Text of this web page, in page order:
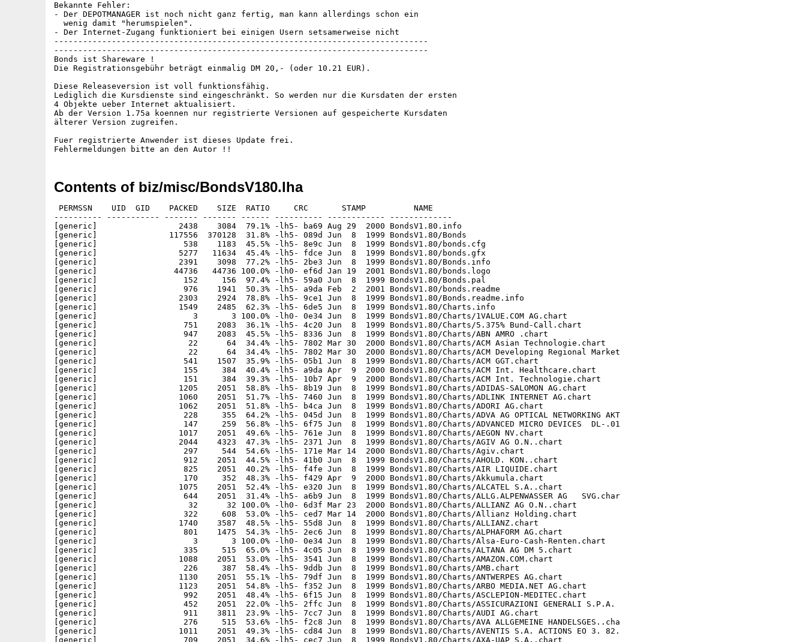
Bekannte Fehler:
- Der DEPOTMANAGER ist noch nicht ganz fertig, man kann allerdings schon ein
  wenig damit "herumspielen".
- Der Internet-Zugang funktioniert bei einigen Usern setsamerweise nicht
------------------------------------------------------------------------------
------------------------------------------------------------------------------
Bonds ist Shareware !
Die Registrationsgebühr beträgt einmalig DM 20,- (oder 10.21 EUR).
Diese Releaseversion ist voll funktionsfähig.
Lediglich die Kursdienste sind eingeschränkt. So werden nur die Kursdaten der ersten
4 Objekte ueber Internet aktualisiert.
Ab der Version 1.75a koennen nur registrierte Versionen auf gespeicherte Kursdaten
älterer Version zugreifen.
Fuer registrierte Anwender ist dieses Update frei.
Contents of biz/misc/BondsV180.lha
PERMSSN    UID  GID    PACKED    SIZE  RATIO     CRC       STAMP          NAME
---------- ----------- ------- ------- ------ ---------- ------------ -------------
[generic]                 2438    3084  79.1% -lh5- ba69 Aug 29  2000 BondsV1.80.info
[generic]               117556  370128  31.8% -lh5- 089d Jun  8  1999 BondsV1.80/Bonds
[generic]                  538    1183  45.5% -lh5- 8e9c Jun  8  1999 BondsV1.80/bonds.cfg
[generic]                 5277   11634  45.4% -lh5- fdce Jun  8  1999 BondsV1.80/bonds.gfx
[generic]                 2391    3098  77.2% -lh5- 2be3 Jun  8  1999 BondsV1.80/Bonds.info
[generic]                44736   44736 100.0% -lh0- ef6d Jan 19  2001 BondsV1.80/bonds.logo
[generic]                  152     156  97.4% -lh5- 59a0 Jun  8  1999 BondsV1.80/Bonds.pal
[generic]                  976    1941  50.3% -lh5- a9da Feb  2  2001 BondsV1.80/bonds.readme
[generic]                 2303    2924  78.8% -lh5- 9ce1 Jun  8  1999 BondsV1.80/Bonds.readme.info
[generic]                 1549    2485  62.3% -lh5- 6de5 Jun  8  1999 BondsV1.80/Charts.info
[generic]                    3       3 100.0% -lh0- 0e34 Jun  8  1999 BondsV1.80/Charts/1VALUE.COM AG.chart
[generic]                  751    2083  36.1% -lh5- 4c20 Jun  8  1999 BondsV1.80/Charts/5.375% Bund-Call.chart
[generic]                  947    2083  45.5% -lh5- 8336 Jun  8  1999 BondsV1.80/Charts/ABN AMRO .chart
[generic]                   22      64  34.4% -lh5- 7802 Mar 30  2000 BondsV1.80/Charts/ACM Asian Technologie.chart
[generic]                   22      64  34.4% -lh5- 7802 Mar 30  2000 BondsV1.80/Charts/ACM Developing Regional Market
[generic]                  541    1507  35.9% -lh5- 05b1 Jun  8  1999 BondsV1.80/Charts/ACM GGT.chart
[generic]                  155     384  40.4% -lh5- a9da Apr  9  2000 BondsV1.80/Charts/ACM Int. Healthcare.chart
[generic]                  151     384  39.3% -lh5- 10b7 Apr  9  2000 BondsV1.80/Charts/ACM Int. Technologie.chart
[generic]                 1205    2051  58.8% -lh5- 8b19 Jun  8  1999 BondsV1.80/Charts/ADIDAS-SALOMON AG.chart
[generic]                 1060    2051  51.7% -lh5- 7460 Jun  8  1999 BondsV1.80/Charts/ADLINK INTERNET AG.chart
[generic]                 1062    2051  51.8% -lh5- b4ca Jun  8  1999 BondsV1.80/Charts/ADORI AG.chart
[generic]                  228     355  64.2% -lh5- 045d Jun  8  1999 BondsV1.80/Charts/ADVA AG OPTICAL NETWORKING AKT
[generic]                  147     259  56.8% -lh5- 6f75 Jun  8  1999 BondsV1.80/Charts/ADVANCED MICRO DEVICES  DL-.01
[generic]                 1017    2051  49.6% -lh5- 761e Jun  8  1999 BondsV1.80/Charts/AEGON NV.chart
[generic]                 2044    4323  47.3% -lh5- 2371 Jun  8  1999 BondsV1.80/Charts/AGIV AG O.N..chart
[generic]                  297     544  54.6% -lh5- 171e Mar 14  2000 BondsV1.80/Charts/Agiv.chart
[generic]                  912    2051  44.5% -lh5- 41b0 Jun  8  1999 BondsV1.80/Charts/AHOLD. KON..chart
[generic]                  825    2051  40.2% -lh5- f4fe Jun  8  1999 BondsV1.80/Charts/AIR LIQUIDE.chart
[generic]                  170     352  48.3% -lh5- f429 Apr  9  2000 BondsV1.80/Charts/Akkumula.chart
[generic]                 1075    2051  52.4% -lh5- e320 Jun  8  1999 BondsV1.80/Charts/ALCATEL S.A..chart
[generic]                  644    2051  31.4% -lh5- a6b9 Jun  8  1999 BondsV1.80/Charts/ALLG.ALPENWASSER AG   SVG.char
[generic]                   32      32 100.0% -lh0- 6d3f Mar 23  2000 BondsV1.80/Charts/ALLIANZ AG O.N..chart
[generic]                  322     608  53.0% -lh5- ced7 Mar 14  2000 BondsV1.80/Charts/Allianz Holding.chart
[generic]                 1740    3587  48.5% -lh5- 55d8 Jun  8  1999 BondsV1.80/Charts/ALLIANZ.chart
[generic]                  801    1475  54.3% -lh5- 2ec6 Jun  8  1999 BondsV1.80/Charts/ALPHAFORM AG.chart
[generic]                    3       3 100.0% -lh0- 0e34 Jun  8  1999 BondsV1.80/Charts/Alsa-Euro-Cash-Renten.chart
[generic]                  335     515  65.0% -lh5- 4c05 Jun  8  1999 BondsV1.80/Charts/ALTANA AG DM 5.chart
[generic]                 1088    2051  53.0% -lh5- 3541 Jun  8  1999 BondsV1.80/Charts/AMAZON.COM.chart
[generic]                  226     387  58.4% -lh5- 9ddb Jun  8  1999 BondsV1.80/Charts/AMB.chart
[generic]                 1130    2051  55.1% -lh5- 79df Jun  8  1999 BondsV1.80/Charts/ANTWERPES AG.chart
[generic]                 1123    2051  54.8% -lh5- f352 Jun  8  1999 BondsV1.80/Charts/ARBO MEDIA.NET AG.chart
[generic]                  992    2051  48.4% -lh5- 6f15 Jun  8  1999 BondsV1.80/Charts/ASCLEPION-MEDITEC.chart
[generic]                  452    2051  22.0% -lh5- 2ffc Jun  8  1999 BondsV1.80/Charts/ASSICURAZIONI GENERALI S.P.A. 
[generic]                  911    3811  23.9% -lh5- 7cc7 Jun  8  1999 BondsV1.80/Charts/AUDI AG.chart
[generic]                  276     515  53.6% -lh5- f2c8 Jun  8  1999 BondsV1.80/Charts/AVA ALLGEMEINE HANDELSGES..cha
[generic]                 1011    2051  49.3% -lh5- cd84 Jun  8  1999 BondsV1.80/Charts/AVENTIS S.A. ACTIONS EO 3. 82.
[generic]                  709    2051  34.6% -lh5- cec7 Jun  8  1999 BondsV1.80/Charts/AXA-UAP S.A..chart
[generic]                  317     515  61.6% -lh5- a762 Jun  8  1999 BondsV1.80/Charts/BAADER WERTPAPIERHANDELSBANK A
[generic]                 3742    9795  38.2% -lh5- d3d0 Jun  8  1999 BondsV1.80/Charts/BABCOCK BORSIG AG O.N..chart
[generic]                  304     608  50.0% -lh5- 3615 Mar 14  2000 BondsV1.80/Charts/Babcock Borsig.chart
[generic]                  133     515  25.8% -lh5- 1e8a Jun  8  1999 BondsV1.80/Charts/BANCO BILBAO VIZ.ARGENT.(BBVA)
[generic]                  265     515  51.5% -lh5- 4498 Jun  8  1999 BondsV1.80/Charts/BANKGES.BERLIN AG AK.O.N..char
[generic]                 2206    4419  49.9% -lh5- d045 Jun  8  1999 BondsV1.80/Charts/BASF.chart
[generic]                 2253    4419  51.0% -lh5- 8671 Jun  8  1999 BondsV1.80/Charts/BAYER AG O.N..chart
[generic]                  355     608  58.4% -lh5- ba3f Mar 14  2000 BondsV1.80/Charts/Bayer.chart
[generic]                  964    2051  47.0% -lh5- 6b3c Jun  8  1999 BondsV1.80/Charts/BEATE UHSE AG.chart
[generic]                 2166    4419  49.0% -lh5- c202 Jun  8  1999 BondsV1.80/Charts/BEIERSDORF AG O.N..chart
[generic]                  345     608  56.7% -lh5- 0ffd Mar 14  2000 BondsV1.80/Charts/Beiersdorf.chart
[generic]                   77      99  77.8% -lh5- d28e Jun  8  1999 BondsV1.80/Charts/BERU AG.chart
[generic]                 1916    4355  44.0% -lh5- a5b5 Jun  8  1999 BondsV1.80/Charts/BETA SYSTEMS.chart
[generic]                 1954    4419  44.2% -lh5- f6a9 Jun  8  1999 BondsV1.80/Charts/BEWAG .chart
[generic]                  322     608  53.0% -lh5- 4079 Mar 14  2000 BondsV1.80/Charts/Bewag, Bekula.chart
[generic]                 1494    4419  33.8% -lh5- 1009 Jun  8  1999 BondsV1.80/Charts/BHF-BANK AG.chart
[generic]                  294     608  48.4% -lh5- 7c39 Mar 14  2000 BondsV1.80/Charts/BHF-Bank.chart
[generic]                  305     515  59.2% -lh5- 54c3 Jun  8  1999 BondsV1.80/Charts/BHW HOLDING AG DM 5   IGL.char
[generic]                  238     387  61.5% -lh5- 6dfd Jun  8  1999 BondsV1.80/Charts/BILFINGER + BERGER BAU AG.char
[generic]                  528     931  56.7% -lh5- 5825 Jun  8  1999 BondsV1.80/Charts/BINTEC COMMUNIC.O.N.  SVG.char
[generic]                  974    2051  47.5% -lh5- 6f35 Jun  8  1999 BondsV1.80/Charts/BIOTEST AG ST DM 5.chart
[generic]                    3       3 100.0% -lh0- 0e34 Jun  8  1999 BondsV1.80/Charts/BLAXXUN INTERACTIVE INC..chart
[generic]                 1695    3363  50.4% -lh5- b49d Jun  8  1999 BondsV1.80/Charts/BMW ST.chart
[generic]                  919    1635  56.2% -lh5- c76a Jun  8  1999 BondsV1.80/Charts/BOV AG.chart
[generic]                  879    2051  42.9% -lh5- 27aa Jun  8  1999 BondsV1.80/Charts/BQUE NATLE DE PARIS (BNP) S.A.
[generic]                  968    2115  45.8% -lh5- 4193 Jun  8  1999 BondsV1.80/Charts/BRAU UND BRUN.AG O.N..chart
[generic]                  298     608  49.0% -lh5- 37ac Mar 14  2000 BondsV1.80/Charts/Brau und Brunnen.chart
[generic]                  301     608  49.5% -lh5- 4ec3 Mar 14  2000 BondsV1.80/Charts/Bremer Vulkan i.K.chart
[generic]                 1616    4387  36.8% -lh5- b499 Jun  8  1999 BondsV1.80/Charts/BREMER VULKAN VERBD I.K..chart
[generic]                 1235    2051  60.2% -lh5- 50d2 Jun  8  1999 BondsV1.80/Charts/BROADVISION INC. DL-.0001.char
[generic]                  185     515  35.9% -lh5- 4842 Jun  8  1999 BondsV1.80/Charts/BSCH.chart
[generic]                 2126    4451  47.8% -lh5- db65 Jun  8  1999 BondsV1.80/Charts/BUDERUS.chart
[generic]                 7256   44259  16.4% -lh5- 65b1 Jun  8  1999 BondsV1.80/Charts/C.H.A. BAUELEMENTE AG.chart
[generic]                  301     608  49.5% -lh5- b2d9 Mar 14  2000 BondsV1.80/Charts/C.H.A.-Holding.chart
[generic]                    3       3 100.0% -lh0- 0e34 Jan 19  2001 BondsV1.80/Charts/CAC 40.chart
[generic]                  157     515  30.5% -lh5- 913e Jun  8  1999 BondsV1.80/Charts/CANAL+.chart
[generic]                 1042    2051  50.8% -lh5- 0267 Jun  8  1999 BondsV1.80/Charts/CARGOLIFTER AG.chart
[generic]                  212     515  41.2% -lh5- 96b5 Jun  8  1999 BondsV1.80/Charts/CARREFOUR.chart
[generic]                   86      99  86.9% -lh5- 965b Jan 19  2001 BondsV1.80/Charts/CDAX.chart
[generic]                 1081    2051  52.7% -lh5- fd83 Jun  8  1999 BondsV1.80/Charts/CDV SOFTWARE ENTERTAINMENT AG 
[generic]                  324     515  62.9% -lh5- 3a59 Jun  8  1999 BondsV1.80/Charts/CELANESE AG AKTIEN O.N..chart
[generic]                  298     579  51.5% -lh5- dad2 Jun  8  1999 BondsV1.80/Charts/CENIT AG SYSTEMHAUS.chart
[generic]                 1040    2051  50.7% -lh5- b9d0 Jun  8  1999 BondsV1.80/Charts/CISCO SYSTEMS.chart
[generic]                 1037    2051  50.6% -lh5- 9283 Jun  8  1999 BondsV1.80/Charts/COCA-COLA CO.      DL-.25.char
[generic]